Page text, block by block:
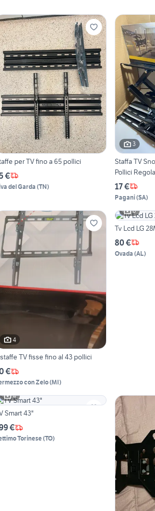
per TV fino a 65 pollici
€
del Garda (TN)
3
Staffa TV
Pollici
17 €
Pagani(SA)
4
2 staffe TV fisse fino al 43 pollici
€
con Zelo(MI)
6
Tv Lcd LG
80 €
Ovada (AL)
4
Smart 43"
€
Torinese(TO)